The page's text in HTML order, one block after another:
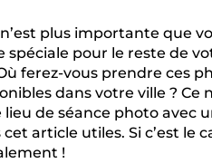
plus importante que
pour le reste de
ferez-vous prendre ces
dans votre ville ? Ce
de séance photo avec
article utiles. Si c’est le
!